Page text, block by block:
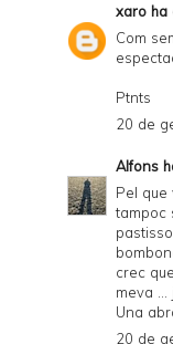
xaro ha
Com
Ptnts
20 de
Alfons
Pel que
tampoc
crec
meva
Una
20 de